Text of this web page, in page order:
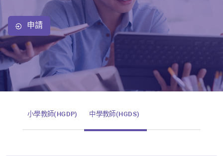
申請
小學教師(HGDP) 中學教師(HGDS)